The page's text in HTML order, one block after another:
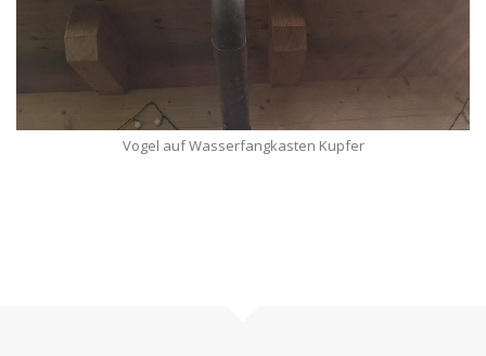
Vogel auf Wasserfangkasten Kupfer